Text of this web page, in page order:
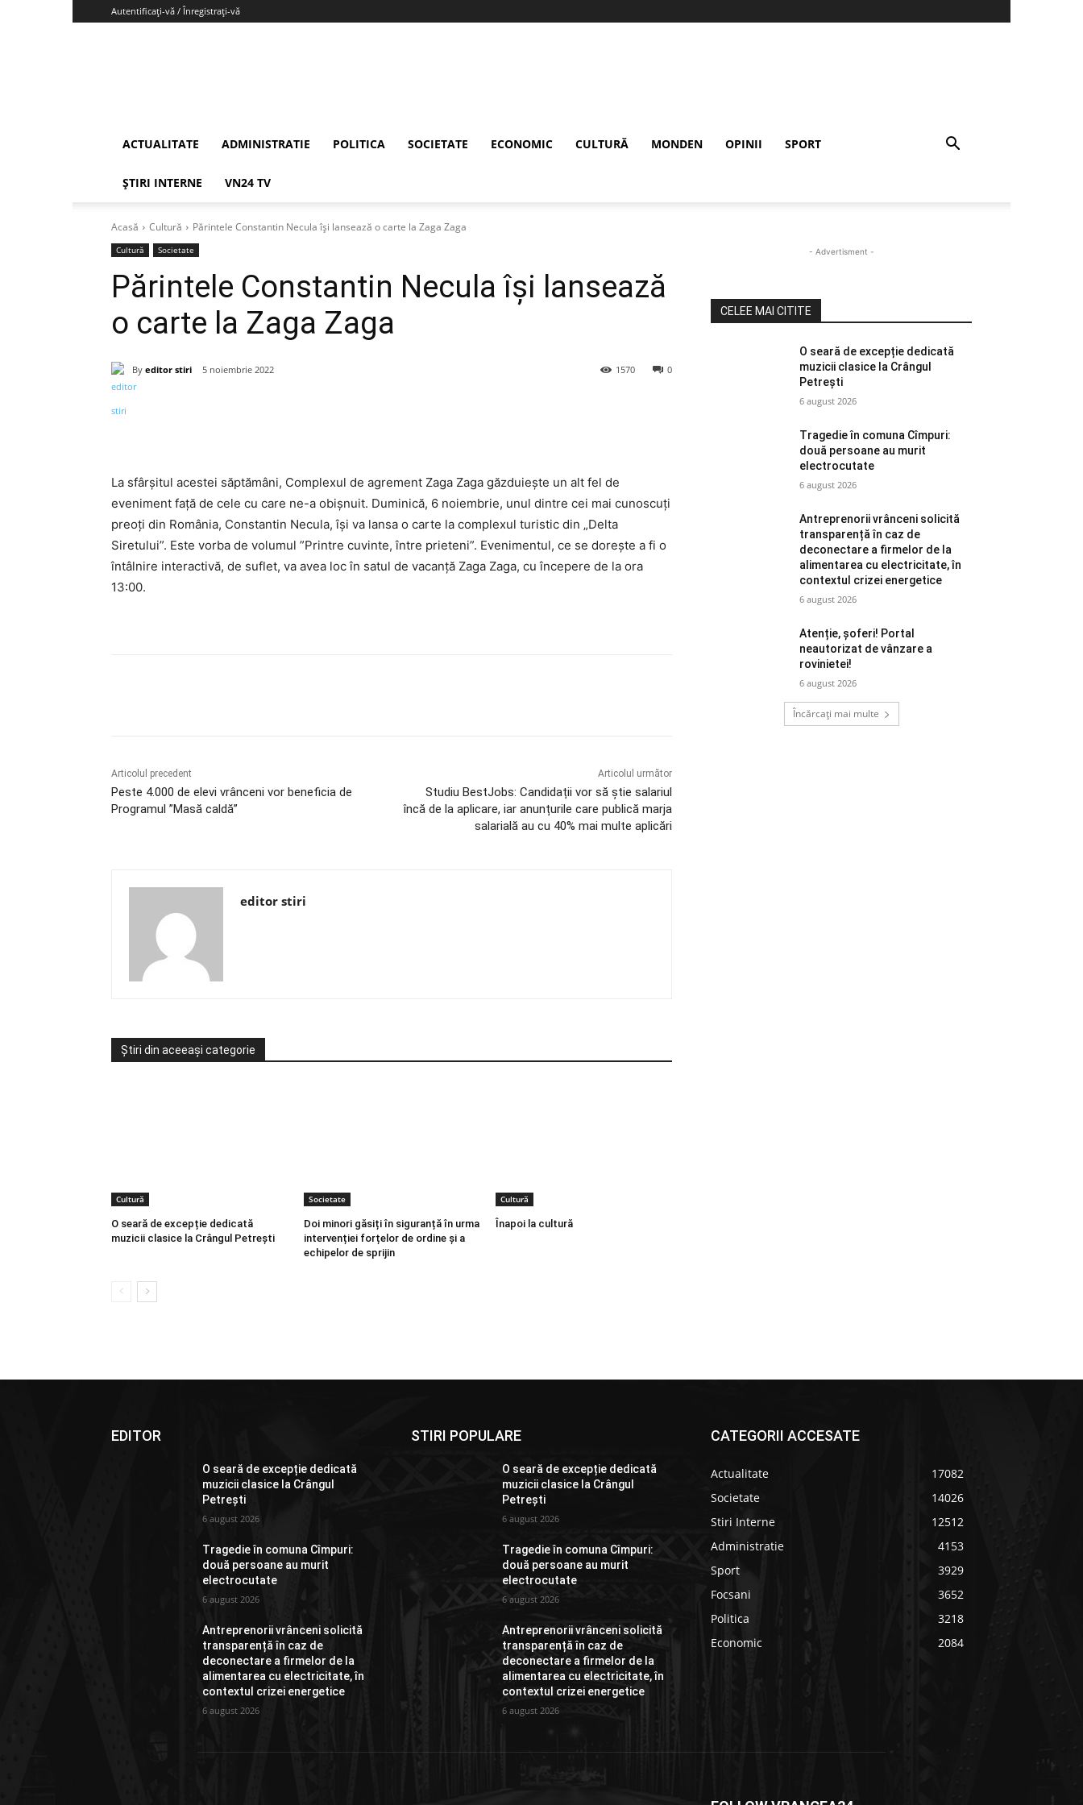
Autentificați-vă / Înregistrați-vă
ACTUALITATE ADMINISTRATIE POLITICA SOCIETATE ECONOMIC CULTURĂ MONDEN OPINII SPORT
ȘTIRI INTERNE VN24 TV
Acasă Cultură Părintele Constantin Necula își lansează o carte la Zaga Zaga
Cultură Societate
Părintele Constantin Necula își lansează
o carte la Zaga Zaga
By editor stiri 5 noiembrie 2022 0
1570
La sfârșitul acestei săptămâni, Complexul de agrement Zaga Zaga găzduiește un alt fel de
eveniment față de cele cu care ne-a obișnuit. Duminică, 6 noiembrie, unul dintre cei mai cunoscuți
preoți din România, Constantin Necula, își va lansa o carte la complexul turistic din „Delta
Siretului”. Este vorba de volumul ”Printre cuvinte, între prieteni”. Evenimentul, ce se dorește a fi o
întâlnire interactivă, de suflet, va avea loc în satul de vacanță Zaga Zaga, cu începere de la ora
13:00.
Articolul precedent
Peste 4.000 de elevi vrânceni vor beneficia de
Programul ”Masă caldă”
Articolul următor
Studiu BestJobs: Candidații vor să știe salariul
încă de la aplicare, iar anunțurile care publică marja
salarială au cu 40% mai multe aplicări
editor stiri
Știri din aceeași categorie
Cultură
O seară de excepție dedicată
muzicii clasice la Crângul Petrești
Societate
Doi minori găsiți în siguranță în urma
intervenției forțelor de ordine și a
echipelor de sprijin
Cultură
Înapoi la cultură
- Advertisment -
CELEE MAI CITITE
O seară de excepție dedicată
muzicii clasice la Crângul
Petrești
6 august 2026
Tragedie în comuna Cîmpuri:
două persoane au murit
electrocutate
6 august 2026
Antreprenorii vrânceni solicită
transparență în caz de
deconectare a firmelor de la
alimentarea cu electricitate, în
contextul crizei energetice
6 august 2026
Atenție, șoferi! Portal
neautorizat de vânzare a
rovinietei!
6 august 2026
Încărcați mai multe
EDITOR
O seară de excepție dedicată
muzicii clasice la Crângul
Petrești
6 august 2026
Tragedie în comuna Cîmpuri:
două persoane au murit
electrocutate
6 august 2026
Antreprenorii vrânceni solicită
transparență în caz de
deconectare a firmelor de la
alimentarea cu electricitate, în
contextul crizei energetice
6 august 2026
STIRI POPULARE
O seară de excepție dedicată
muzicii clasice la Crângul
Petrești
6 august 2026
Tragedie în comuna Cîmpuri:
două persoane au murit
electrocutate
6 august 2026
Antreprenorii vrânceni solicită
transparență în caz de
deconectare a firmelor de la
alimentarea cu electricitate, în
contextul crizei energetice
6 august 2026
CATEGORII ACCESATE
Actualitate
17082
Societate
14026
Stiri Interne
12512
Administratie
4153
Sport
3929
Focsani
3652
Politica
3218
Economic
2084